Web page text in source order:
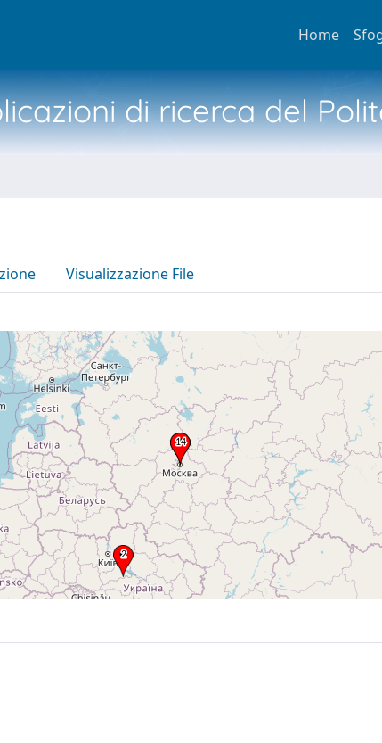
Home
di ricerca del
Visualizzazione File